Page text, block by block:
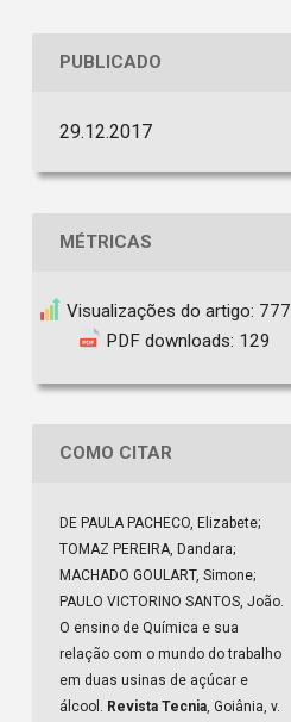
PUBLICADO
29.12.2017
MÉTRICAS
Visualizações do artigo: 777
PDF downloads: 129
COMO CITAR
DE PAULA PACHECO, Elizabete;
TOMAZ PEREIRA, Dandara;
MACHADO GOULART, Simone;
PAULO VICTORINO SANTOS, João.
O ensino de Química e sua
relação com o mundo do trabalho
em duas usinas de açúcar e
álcool. Revista Tecnia, Goiânia, v.